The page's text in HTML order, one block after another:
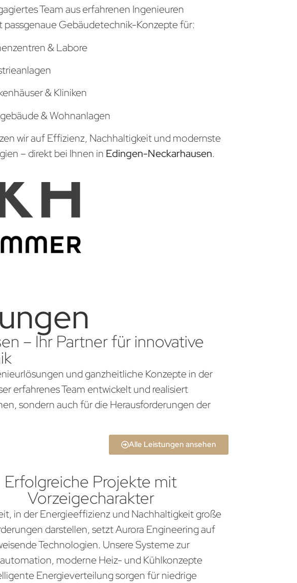
Team aus erfahrenen Ingenieuren
passgenaue Gebäudetechnik-Konzepte für:
& Labore
& Kliniken
& Wohnanlagen
wir auf Effizienz, Nachhaltigkeit und modernste
– direkt bei Ihnen in Edingen-Neckarhausen.
– Ihr Partner für innovative
und ganzheitliche Konzepte in der
erfahrenes Team entwickelt und realisiert
sondern auch für die Herausforderungen der
Alle Leistungen ansehen
Erfolgreiche Projekte mit
Vorzeigecharakter
in der Energieeffizienz und Nachhaltigkeit große
darstellen, setzt Aurora Engineering auf
Technologien. Unsere Systeme zur
moderne Heiz- und Kühlkonzepte
Energieverteilung sorgen für niedrige